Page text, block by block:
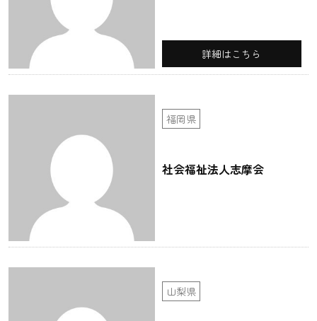
詳細はこちら
福岡県
社会福祉法人志摩会
山梨県